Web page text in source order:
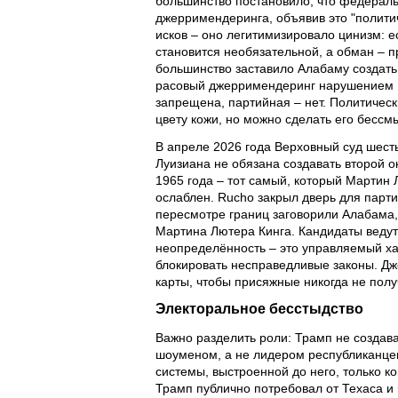
джерримендеринга, объявив это
исков – оно легитимизировало цинизм:
становится необязательной, а обман –
большинство заставило Алабаму
расовый джерримендеринг
запрещена, партийная – нет.
цвету кожи, но можно сделать его
В апреле 2026 года Верховный суд
Луизиана не обязана создавать второй
1965 года – тот самый, который Мартин
ослаблен. Rucho закрыл дверь для
пересмотре границ заговорили
Мартина Лютера Кинга. Кандидаты
неопределённость – это управляемый
блокировать несправедливые законы.
карты, чтобы присяжные никогда не
Электоральное бесстыдство
Важно разделить роли: Трамп не
шоуменом, а не лидером
системы, выстроенной до него, только
Трамп публично потребовал от Техаса